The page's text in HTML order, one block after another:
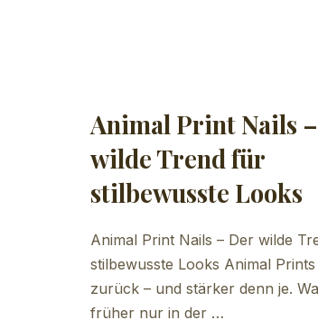
Animal Print Nails
wilde Trend für
stilbewusste Looks
Animal Print Nails – Der wilde
stilbewusste Looks Animal Prints
zurück – und stärker denn je.
früher nur in der …
PREVIOUS